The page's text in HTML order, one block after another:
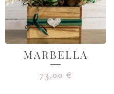
MARBELLA
73,00 €